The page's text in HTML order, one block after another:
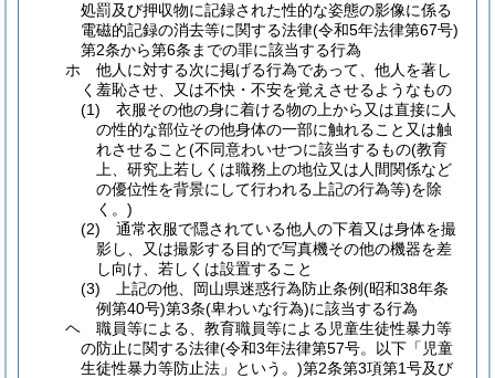
処罰及び押収物に記録された性的な姿態の影像に係る
電磁的記録の消去等に関する法律(令和5年法律第67号)
第2条から第6条までの罪に該当する行為
ホ
他人に対する次に掲げる行為であって、他人を著し
く羞恥させ、又は不快・不安を覚えさせるようなもの
(1)
衣服その他の身に着ける物の上から又は直接に人
の性的な部位その他身体の一部に触れること又は触
れさせること(不同意わいせつに該当するもの(教育
上、研究上若しくは職務上の地位又は人間関係など
の優位性を背景にして行われる上記の行為等)を除
く。)
(2)
通常衣服で隠されている他人の下着又は身体を撮
影し、又は撮影する目的で写真機その他の機器を差
し向け、若しくは設置すること
(3)
上記の他、岡山県迷惑行為防止条例(昭和38年条
例第40号)第3条(卑わいな行為)に該当する行為
ヘ
職員等による、教育職員等による児童生徒性暴力等
の防止に関する法律(令和3年法律第57号。以下「児童
生徒性暴力等防止法」という。)第2条第3項第1号及び